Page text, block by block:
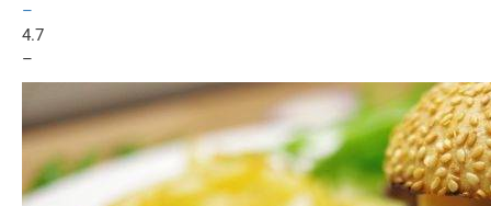
–
4.7
–